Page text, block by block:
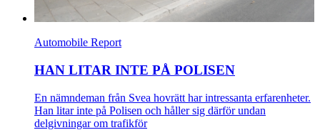
Automobile Report
HAN LITAR INTE PÅ POLISEN
En nämndeman från Svea hovrätt har intressanta erfarenheter.
Han litar inte på Polisen och håller sig därför undan
delgivningar om trafikför